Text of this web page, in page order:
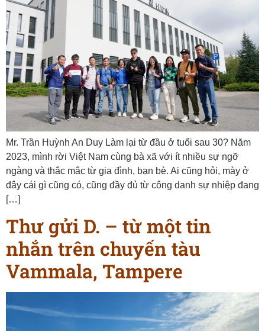
Mr. Trần Huỳnh An Duy Làm lại từ đầu ở tuổi sau 30? Năm
2023, mình rời Việt Nam cùng bà xã với ít nhiều sự ngỡ
ngàng và thắc mắc từ gia đình, bạn bè. Ai cũng hỏi, mày ở
đây cái gì cũng có, cũng đầy đủ từ công danh sự nhiệp đang
[…]
Thư gửi D. – từ một tin
nhắn trên chuyến tàu
Vammala, Tampere